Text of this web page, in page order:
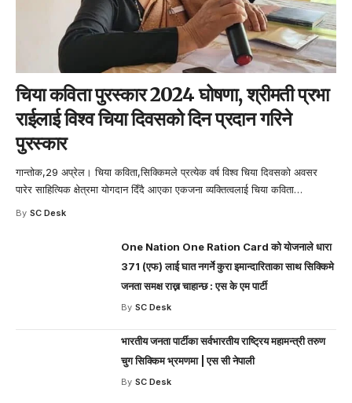
चिया कविता पुरस्कार 2024 घोषणा, श्रीमती प्रभा
राईलाई विश्व चिया दिवसको दिन प्रदान गरिने
पुरस्कार
गान्तोक,29 अप्रेल। चिया कविता,सिक्किमले प्रत्येक वर्ष विश्व चिया दिवसको अवसर
पारेर साहित्यिक क्षेत्रमा योगदान दिँदै आएका एकजना व्यक्तित्वलाई चिया कविता…
By SC Desk
One Nation One Ration Card को योजनाले धारा
371 (एफ) लाई घात नगर्ने कुरा इमान्दारिताका साथ सिक्किमे
जनता समक्ष राख्न चाहान्छ : एस के एम पार्टी
By SC Desk
भारतीय जनता पार्टीका सर्वभारतीय राष्ट्रिय महामन्त्री तरुण
चुग सिक्किम भ्रमणमा | एस सी नेपाली
By SC Desk